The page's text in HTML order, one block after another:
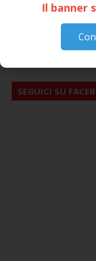
Il banner
VIDEO
SEGUICI SU